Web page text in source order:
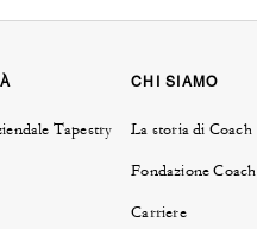
Tapestry
CHI SIAMO
La storia di Coach
Fondazione Coach
Carriere